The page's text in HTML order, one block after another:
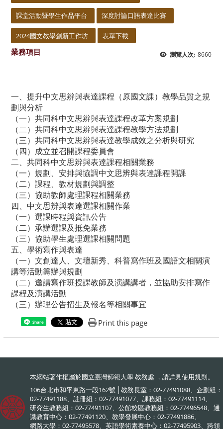
課堂活動暨學生作品平台 深度討論口語表達比賽
2024國文教學創新工作坊 表單下載
瀏覽人次: 8660
業務項目
一、提升中文思辨與表達課程（原國文課）教學品質之規
劃與分析
（一）共同科中文思辨與表達課程改革方案規劃
（二）共同科中文思辨與表達課程教學方法規劃
（三）共同科中文思辨與表達教學成效之分析與研究
（四）成立並召開課程委員會
二、共同科中文思辨與表達課程相關業務
（一）規劃、安排與協調中文思辨與表達課程開課
（二）課程、教材規劃與調整
（三）協助教師處理課程相關業務
四、中文思辨與表達選課相關作業
（一）選課時程與資訊公告
（二）承辦選課及抵免業務
（三）協助學生處理選課相關問題
五、學術寫作與表達
（一）文創達人、文壇新秀、科普寫作班及國語文相關演
講等活動籌辦與規劃
（二）邀請寫作班授課教師及演講講者，並協助安排寫作
課程及演講活動
（三）辦理公告招生及報名等相關事宜
Share Print this page
本網站著作權屬於國立臺灣師範大學 教務處 ，請詳見使用規則。
106台北市和平東路一段162號 │教務長室：02-77491088、企劃組：
02-77491188、註冊組：02-77491077、課務組：02-77491114、
研究生教務組：02-77491107、公館校區教務組：02-77496548、通
識教育中心：02-77491120、教學發展中心：02-77491886、
網路大學：02-77495578、英語學術素養中心：02-77495903、跨領